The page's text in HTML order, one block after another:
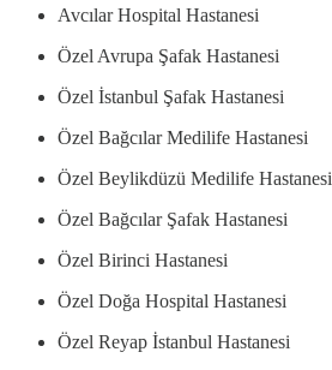
Avcılar Hospital Hastanesi
Özel Avrupa Şafak Hastanesi
Özel İstanbul Şafak Hastanesi
Özel Bağcılar Medilife Hastanesi
Özel Beylikdüzü Medilife Hastanesi
Özel Bağcılar Şafak Hastanesi
Özel Birinci Hastanesi
Özel Doğa Hospital Hastanesi
Özel Reyap İstanbul Hastanesi